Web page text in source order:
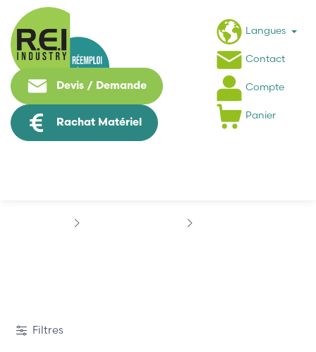
Devis / Demande
Rachat Matériel
Langues
Contact
Compte
Panier
Filtres